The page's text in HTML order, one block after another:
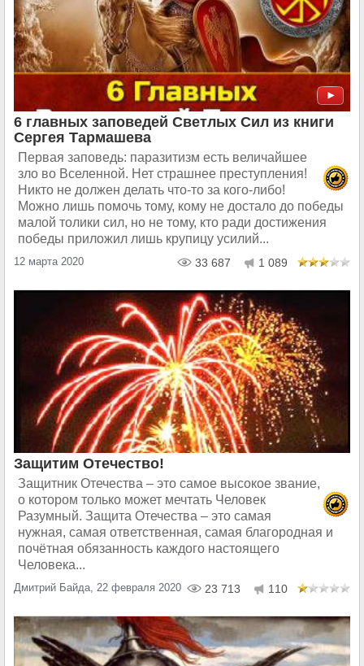
6 главных заповедей Светлых Сил из книги
Сергея Тармашева
Первая заповедь: паразитизм есть величайшее
зло во Вселенной. Нет страшнее преступления!
Никто не должен делать что-то за кого-либо!
Можно лишь помочь тому, кому не достало до победы
малой толики сил, но не тому, кто ради достижения
победы приложил лишь крупицу усилий...
12 марта 2020 33 687 1 089
Защитим Отечество!
Защитник Отечества – это самое высокое звание,
о котором только может мечтать Человек
Разумный. Защита Отечества – это самая
нужная, самая ответственная, самая благородная и
почётная обязанность каждого настоящего
Человека...
Дмитрий Байда, 22 февраля 2020 23 713 110